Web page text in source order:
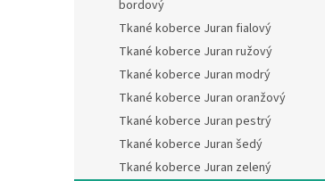
bordový
Tkané koberce Juran fialový
Tkané koberce Juran ružový
Tkané koberce Juran modrý
Tkané koberce Juran oranžový
Tkané koberce Juran pestrý
Tkané koberce Juran šedý
Tkané koberce Juran zelený